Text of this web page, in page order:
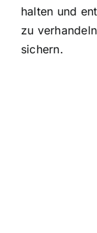
halten und
zu
sichern.